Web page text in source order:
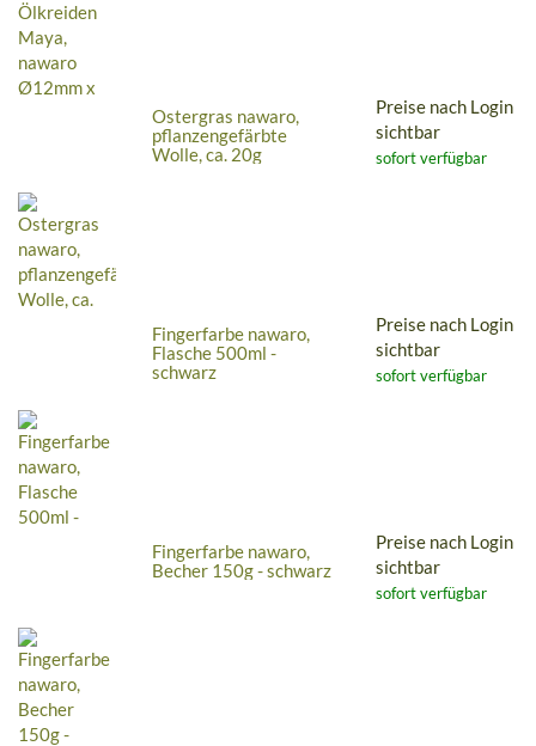
Ostergras nawaro,
pflanzengefärbte
Wolle, ca. 20g
Preise nach Login
sichtbar
sofort verfügbar
Fingerfarbe nawaro,
Flasche 500ml -
schwarz
Preise nach Login
sichtbar
sofort verfügbar
Fingerfarbe nawaro,
Becher 150g - schwarz
Preise nach Login
sichtbar
sofort verfügbar